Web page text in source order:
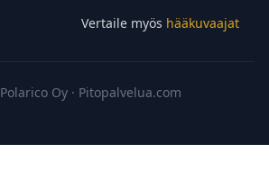
Vertaile myös hääkuvaajat
Oy · Pitopalvelua.com